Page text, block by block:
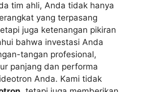
tim ahli, Anda tidak hanya
yang terpasang
juga ketenangan pikiran
bahwa investasi Anda
tangan profesional,
panjang dan performa
Anda. Kami tidak